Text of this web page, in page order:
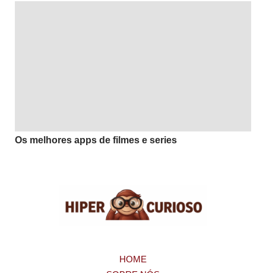
Os melhores apps de filmes e series
HOME